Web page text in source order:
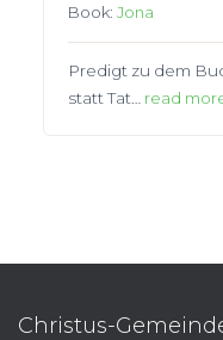
Book:Jona
Predigt zu dem
statt Tat… read
Christus-